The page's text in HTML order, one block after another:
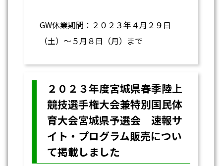
GW休業期間：２０２３年４月２９日
（土）～５月８日（月）まで
２０２３年度宮城県春季陸上
競技選手権大会兼特別国民体
育大会宮城県予選会 速報サ
イト・プログラム販売につい
て掲載しました